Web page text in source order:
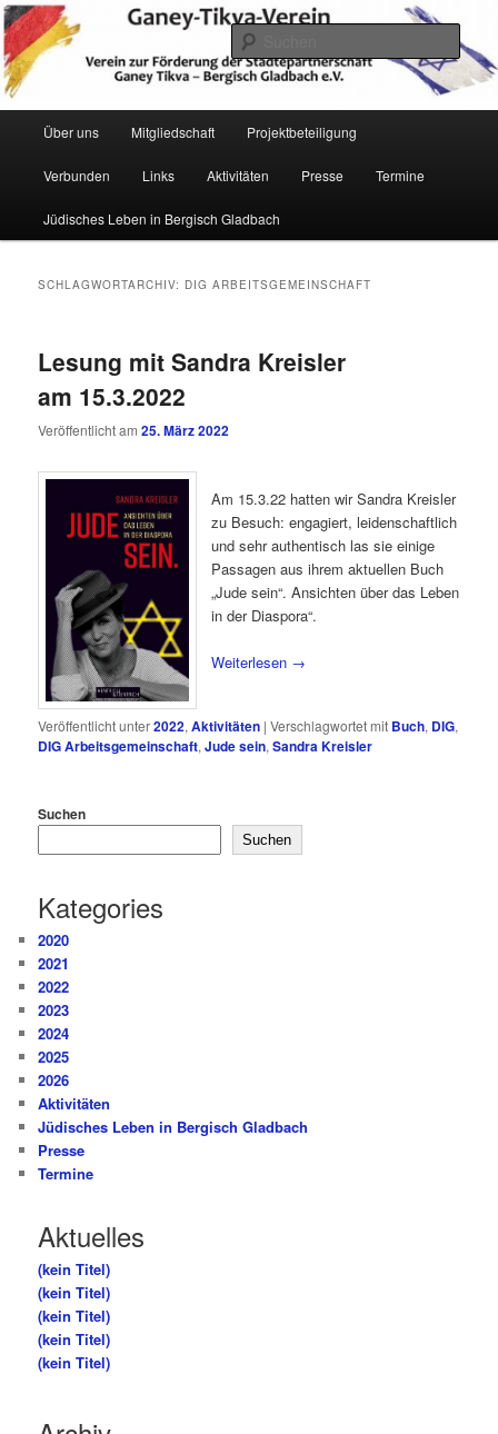
Zum
primären
Inhalt
springen
Zum
sekundären
Inhalt
springen
Ganey Tikva Verein Bergisch
Gladbach
Verein zur Förderung der Städtepartnerschaft Ganey Tikva – Bergisch
Gladbach e. V.
Hauptmenü
Über uns Mitgliedschaft Projektbeteiligung
Verbunden Links Aktivitäten Presse Termine
Jüdisches Leben in Bergisch Gladbach
SCHLAGWORTARCHIV: DIG ARBEITSGEMEINSCHAFT
Lesung mit Sandra Kreisler
am 15.3.2022
Veröffentlicht am25. März 2022
Am 15.3.22 hatten wir Sandra Kreisler
zu Besuch: engagiert, leidenschaftlich
und sehr authentisch las sie einige
Passagen aus ihrem aktuellen Buch
„Jude sein“. Ansichten über das Leben
in der Diaspora“.
Weiterlesen →
Veröffentlicht unter2022,Aktivitäten |Verschlagwortet mit Buch, DIG,
DIG Arbeitsgemeinschaft,Jude sein,Sandra Kreisler
Suchen
Suchen
Kategories
2020
2021
2022
2023
2024
2025
2026
Aktivitäten
Jüdisches Leben in Bergisch Gladbach
Presse
Termine
Aktuelles
(kein Titel)
(kein Titel)
(kein Titel)
(kein Titel)
(kein Titel)